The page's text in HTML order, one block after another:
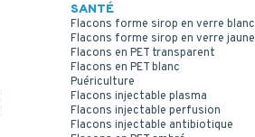
SANTÉ
Flacons forme sirop en verre blanc
Flacons forme sirop en verre jaune
Flacons en PET transparent
Flacons en PET blanc
Puériculture
Flacons injectable plasma
Flacons injectable perfusion
Flacons injectable antibiotique